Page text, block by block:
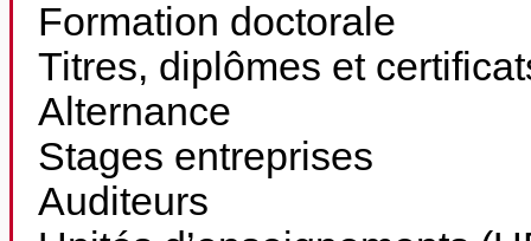
Formation doctorale
Titres, diplômes et
Alternance
Stages entreprises
Auditeurs